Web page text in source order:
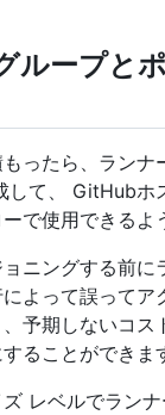
ループと
ったら、ランナ
して、 GitHubホ
で使用できるよ
ニングする前に
よって誤ってア
予期しないコス
ることができま
レベルでラン